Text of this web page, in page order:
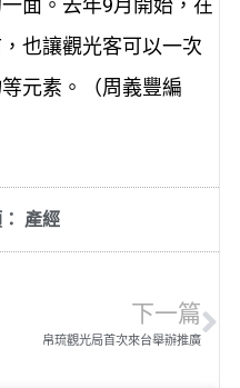
面。去年9月開始，在
也讓觀光客可以一次
元素。（周義豐編
產經
下一篇
帛琉觀光局首次來台舉辦推廣